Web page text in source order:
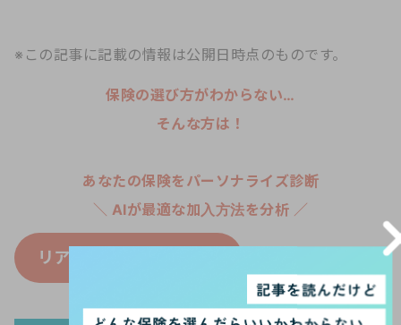
※この記事に記載の情報は公開日時点のものです。
保険の選び方がわからない…
そんな方は！
あなたの保険をパーソナライズ診断
＼ AIが最適な加入方法を分析 ／
リア